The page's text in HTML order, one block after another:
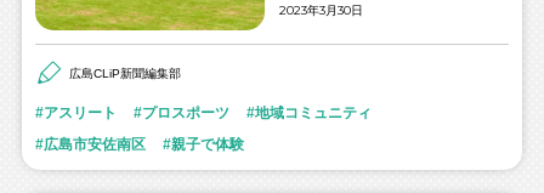
2023年3月30日
広島CLiP新聞編集部
アスリート プロスポーツ
地域コミュニティ
広島市安佐南区
親子で体験